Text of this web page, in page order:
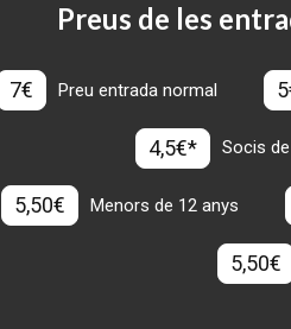
Preus de les
7€ Preu entrada normal
4,5€* Socis
5,50€ Menors de 12 anys
5,50€